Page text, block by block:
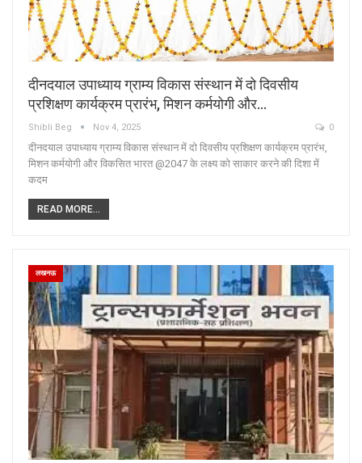
दीनदयाल उपाध्याय ग्राम्य विकास संस्थान में दो दिवसीय
प्रशिक्षण कार्यक्रम प्रारंभ, मिशन कर्मयोगी और…
Shibli Beg Nov 4, 2025 0
दीनदयाल उपाध्याय ग्राम्य विकास संस्थान में दो दिवसीय प्रशिक्षण कार्यक्रम प्रारंभ,
मिशन कर्मयोगी और विकसित भारत @2047 के लक्ष्य को साकार करने की दिशा में
कदम
READ MORE...
लखनऊ